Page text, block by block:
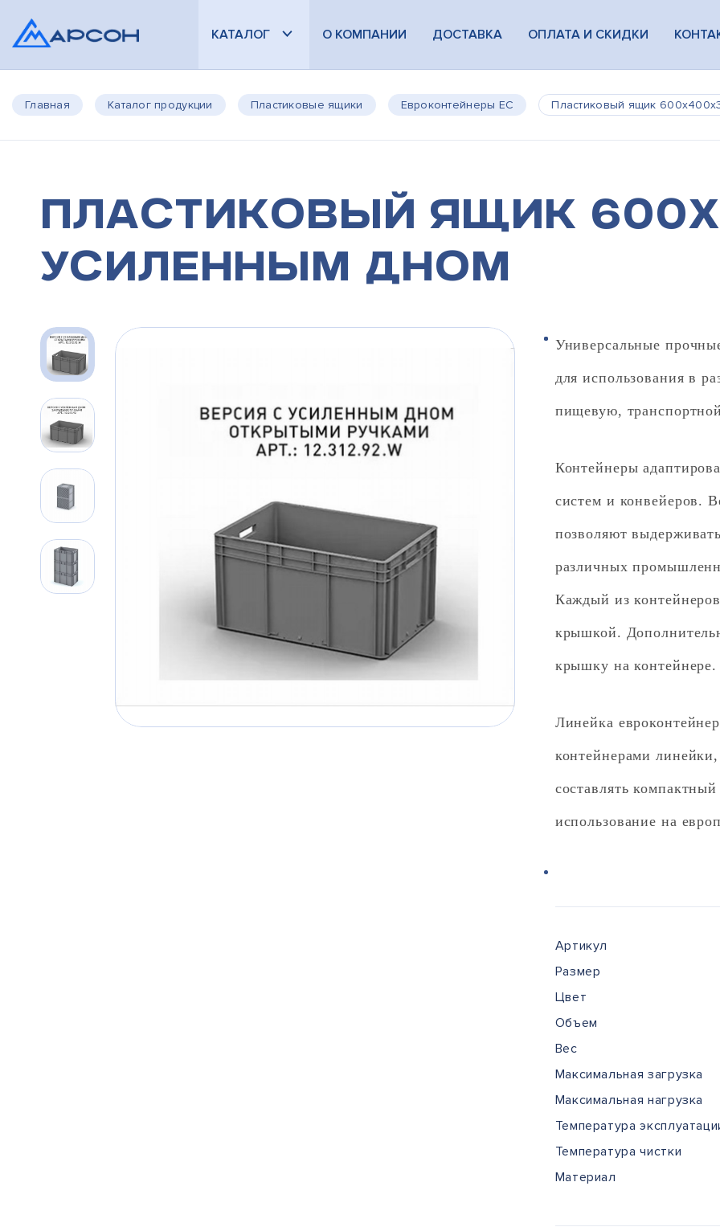
КАТАЛОГ О КОМПАНИИ ДОСТАВКА ОПЛАТА И СКИДКИ
Главная Каталог продукции Пластиковые ящики Евроконтейнеры ЕС Пластиковый ящик
Пластиковый ящик
усиленным дном
Универсальные
для использования в
пищевую,
Контейнеры
систем и конвейеров.
позволяют
различных
Каждый из
крышкой.
крышку на контейнере.
Линейка
контейнерами
составлять
использование на
Артикул
Размер
Цвет
Объем
Вес
Максимальная загрузка
Максимальная нагрузка
Температура
Температура чистки
Материал